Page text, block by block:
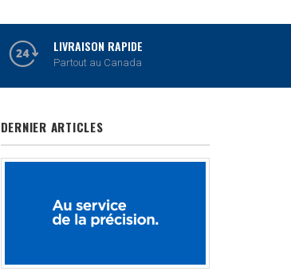
LIVRAISON RAPIDE
Partout au Canada
DERNIER ARTICLES